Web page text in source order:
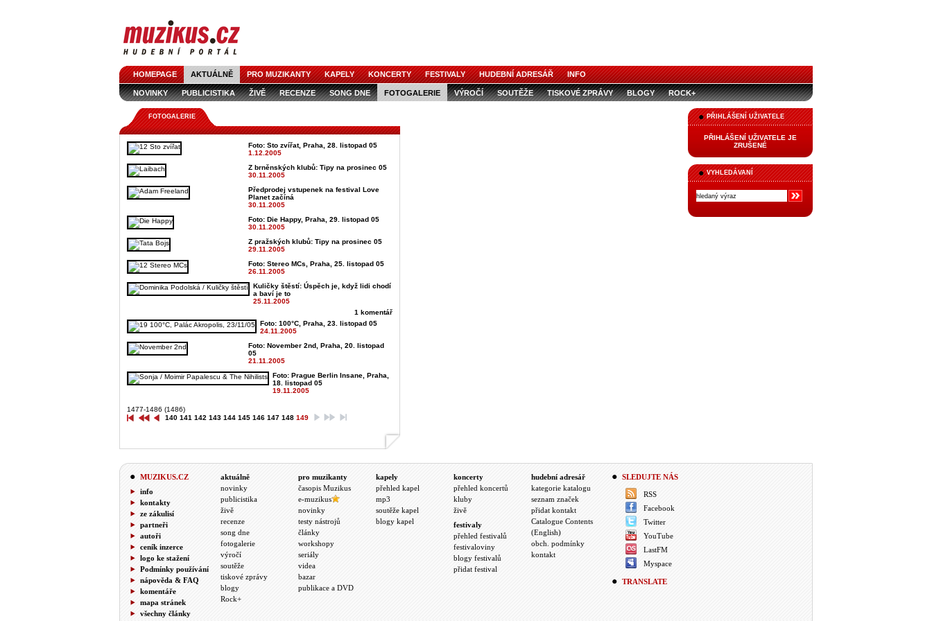
HOMEPAGE AKTUÁLNĚ PRO MUZIKANTY KAPELY KONCERTY FESTIVALY HUDEBNÍ ADRESÁŘ INFO
NOVINKY PUBLICISTIKA ŽIVĚ RECENZE SONG DNE FOTOGALERIE VÝROČÍ SOUTĚŽE TISKOVÉ ZPRÁVY BLOGY ROCK+
PŘIHLÁŠENÍ UŽIVATELE
PŘIHLÁŠENÍ UŽIVATELE JE
ZRUŠENÉ
VYHLEDÁVANÍ
FOTOGALERIE
Foto: Sto zvířat, Praha, 28. listopad 05
1.12.2005
Z brněnských klubů: Tipy na prosinec 05
30.11.2005
Předprodej vstupenek na festival Love
Planet začíná
30.11.2005
Foto: Die Happy, Praha, 29. listopad 05
30.11.2005
Z pražských klubů: Tipy na prosinec 05
29.11.2005
Foto: Stereo MCs, Praha, 25. listopad 05
26.11.2005
Kuličky štěstí: Úspěch je, když lidi chodí
a baví je to
25.11.2005
1 komentář
Foto: 100°C, Praha, 23. listopad 05
24.11.2005
Foto: November 2nd, Praha, 20. listopad
05
21.11.2005
Foto: Prague Berlin Insane, Praha,
18. listopad 05
19.11.2005
1477-1486 (1486)
140 141 142 143 144 145 146 147 148 149
MUZIKUS.CZ
info
kontakty
ze zákulisí
partneři
autoři
ceník inzerce
logo ke stažení
Podmínky používání
nápověda & FAQ
komentáře
mapa stránek
všechny články
aktuálně
novinky
publicistika
živě
recenze
song dne
fotogalerie
výročí
soutěže
tiskové zprávy
blogy
Rock+
pro muzikanty
časopis Muzikus
e-muzikus
novinky
testy nástrojů
články
workshopy
seriály
videa
bazar
publikace a DVD
kapely
přehled kapel
mp3
soutěže kapel
blogy kapel
koncerty
přehled koncertů
kluby
živě
festivaly
přehled festivalů
festivaloviny
blogy festivalů
přidat festival
hudební adresář
kategorie katalogu
seznam značek
přidat kontakt
Catalogue Contents
(English)
obch. podmínky
kontakt
SLEDUJTE NÁS
RSS
Facebook
Twitter
YouTube
LastFM
Myspace
TRANSLATE